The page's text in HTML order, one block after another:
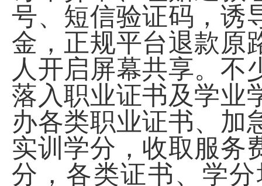
号、短信验证码，诱
金，正规平台退款原
人开启屏幕共享。不
落入职业证书及学业
办各类职业证书、加
实训学分，收取服务
分，各类证书、学